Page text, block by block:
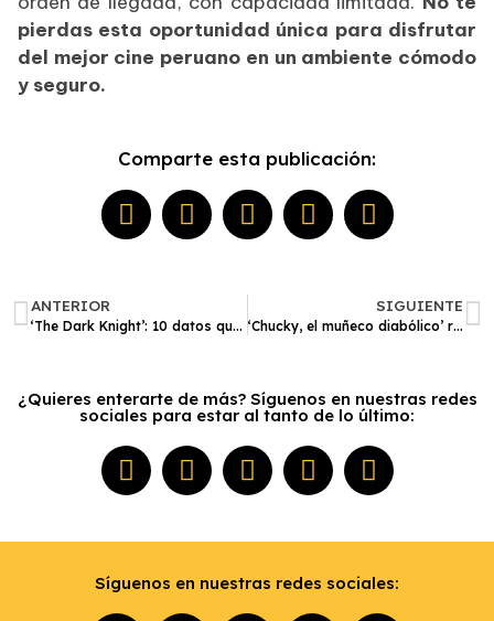
pierdas esta oportunidad única para disfrutar
del mejor cine peruano en un ambiente cómodo
y seguro.
Comparte esta publicación:
ANTERIOR
‘The Dark Knight’: 10 datos que no sabías sobre la mejor película de Batman
SIGUIENTE
‘Chucky, el muñeco diabólico’ regresa al cine con su versión remasterizada
¿Quieres enterarte de más? Síguenos en nuestras redes
sociales para estar al tanto de lo último:
Síguenos en nuestras redes sociales: